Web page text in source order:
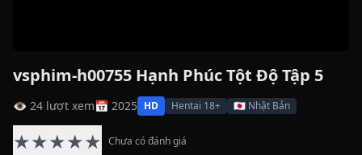
vsphim-h00755 Hạnh Phúc Tột Độ Tập 5
👁 24 lượt xem📅 2025 HD Hentai 18+ 🇯🇵 Nhật Bản
★★★★★ Chưa có đánh giá